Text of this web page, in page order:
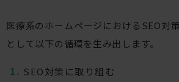
医療系のホームページにおけるSEO対
として以下の循環を生み出します。
SEO対策に取り組む